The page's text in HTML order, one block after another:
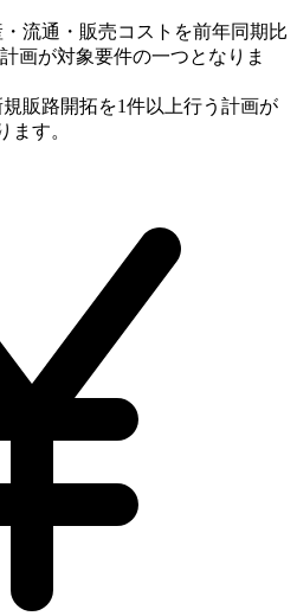
流通・販売コストを前年同期比
画が対象要件の一つとなりま
規販路開拓を1件以上行う計画が
ます。